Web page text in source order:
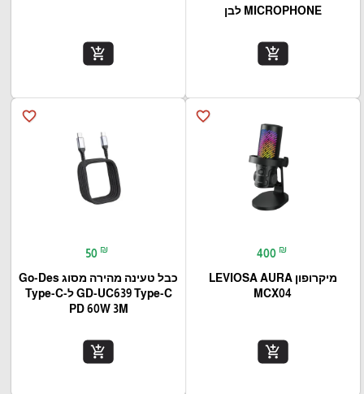
MICROPHONE לבן
add_shopping_cart
add_shopping_cart
favorite_border
400 ₪
מיקרופון LEVIOSA AURA
MCX04
add_shopping_cart
favorite_border
50 ₪
כבל טעינה מהירה מסוג Go-Des
GD-UC639 Type-C ל-Type-C
PD 60W 3M
add_shopping_cart